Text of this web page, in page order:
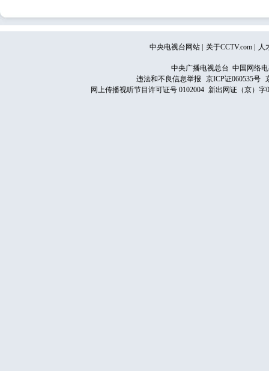
中央电视台网站 关于CCTV.com 人
中央广播电视总台 中国网络
违法和不良信息举报
京ICP证060535号
网上传播视听节目许可证号 0102004 新出网证（京）